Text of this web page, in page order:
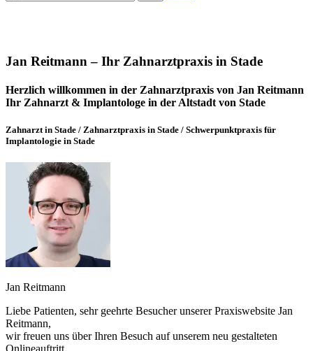
Jan Reitmann – Ihr Zahnarztpraxis in Stade
Herzlich willkommen in der Zahnarztpraxis von Jan Reitmann
Ihr Zahnarzt & Implantologe in der Altstadt von Stade
Zahnarzt in Stade / Zahnarztpraxis in Stade / Schwerpunktpraxis für
Implantologie in Stade
Jan Reitmann
Liebe Patienten, sehr geehrte Besucher unserer Praxiswebsite Jan
Reitmann,
wir freuen uns über Ihren Besuch auf unserem neu gestalteten